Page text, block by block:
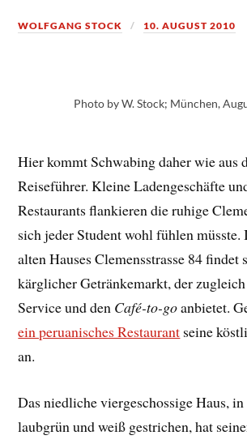
WOLFGANG STOCK 10. AUGUST 2010
Photo by W. Stock; München,
Hier kommt Schwabing daher wie aus
Reiseführer. Kleine Ladengeschäfte
Restaurants flankieren die ruhige
sich jeder Student wohl fühlen müsste.
alten Hauses Clemensstrasse 84 findet
kärglicher Getränkemarkt, der
Service und den Café-to-goanbietet.
ein peruanisches Restaurant seine
an.
Das niedliche viergeschossige Haus,
laubgrün und weiß gestrichen, hat